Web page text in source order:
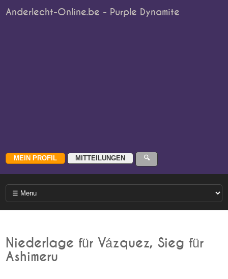
Anderlecht-Online.be - Purple Dynamite
Niederlage für Vázquez, Sieg für
Ashimeru